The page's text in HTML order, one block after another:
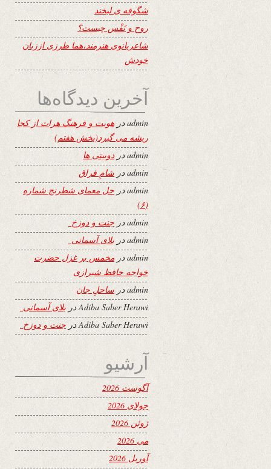
شگوفه ى لبخند
روح و نَفْس چیست؟
شاعربانوی هنرمند،هما طرزی اززبان
خودش
آخرین دیدگاه‌ها
adminدر هویت و فرهنگ هرات از کجا
ریشه می گیرد(بخش هفتم)
admin دردوبیتی ها
adminدر شامِ فراق
adminدر حل معمای شطرنج شماره
(۶)
adminدر جنت و دوزخ
adminدر بلای آسمانی
adminدر مخمس بر غزل حضرت
خواجه حافظ شیرازی
adminدر ساحلِ جان
Adiba Saber Herawiدر بلای آسمانی
Adiba Saber Herawiدر جنت و دوزخ
آرشیو
آگوست 2026
جولای 2026
ژوئن 2026
می 2026
آوریل 2026